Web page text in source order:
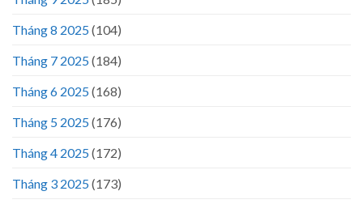
Tháng 8 2025(104)
Tháng 7 2025(184)
Tháng 6 2025(168)
Tháng 5 2025(176)
Tháng 4 2025(172)
Tháng 3 2025(173)